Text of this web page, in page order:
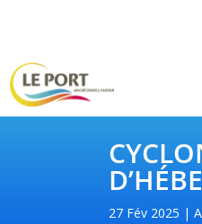
27 Fév 2025